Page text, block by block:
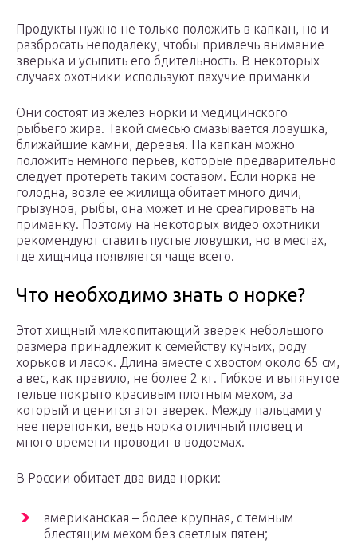
Продукты нужно не только положить в капкан, но и
разбросать неподалеку, чтобы привлечь внимание
зверька и усыпить его бдительность. В некоторых
случаях охотники используют пахучие приманки
Они состоят из желез норки и медицинского
рыбьего жира. Такой смесью смазывается ловушка,
ближайшие камни, деревья. На капкан можно
положить немного перьев, которые предварительно
следует протереть таким составом. Если норка не
голодна, возле ее жилища обитает много дичи,
грызунов, рыбы, она может и не среагировать на
приманку. Поэтому на некоторых видео охотники
рекомендуют ставить пустые ловушки, но в местах,
где хищница появляется чаще всего.
Что необходимо знать о норке?
Этот хищный млекопитающий зверек небольшого
размера принадлежит к семейству куньих, роду
хорьков и ласок. Длина вместе с хвостом около 65 см,
а вес, как правило, не более 2 кг. Гибкое и вытянутое
тельце покрыто красивым плотным мехом, за
который и ценится этот зверек. Между пальцами у
нее перепонки, ведь норка отличный пловец и
много времени проводит в водоемах.
В России обитает два вида норки:
американская – более крупная, с темным
блестящим мехом без светлых пятен;